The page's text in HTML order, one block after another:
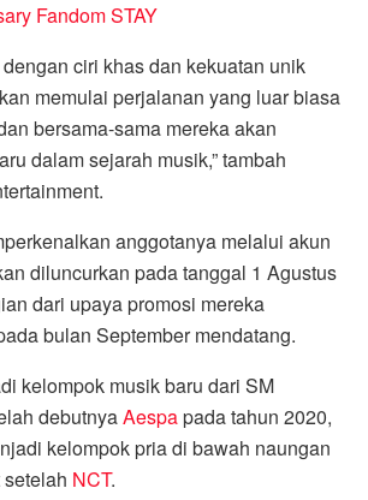
Fandom STAY
ciri khas dan kekuatan unik
memulai perjalanan yang luar biasa
bersama-sama mereka akan
dalam sejarah musik,” tambah
anggotanya melalui akun
diluncurkan pada tanggal 1 Agustus
dari upaya promosi mereka
bulan September mendatang.
kelompok musik baru dari SM
debutnyaAespapada tahun 2020,
kelompok pria di bawah naungan
NCT.